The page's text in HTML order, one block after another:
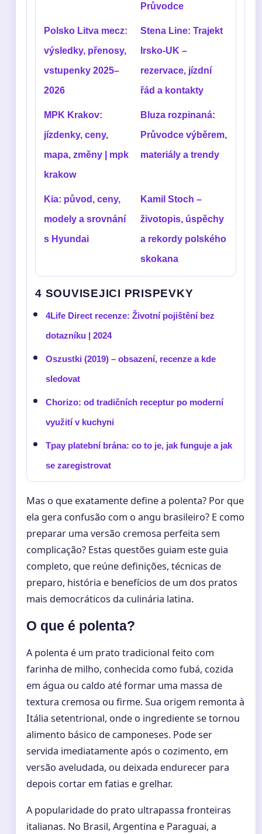
Průvodce
Polsko Litva mecz:
výsledky, přenosy,
vstupenky 2025–
2026
Stena Line: Trajekt
Irsko-UK –
rezervace, jízdní
řád a kontakty
MPK Krakov:
jízdenky, ceny,
mapa, změny | mpk
krakow
Bluza rozpinaná:
Průvodce výběrem,
materiály a trendy
Kia: původ, ceny,
modely a srovnání
s Hyundai
Kamil Stoch –
životopis, úspěchy
a rekordy polského
skokana
4 SOUVISEJICI PRISPEVKY
4Life Direct recenze: Životní pojištění bez
dotazníku | 2024
Oszustki (2019) – obsazení, recenze a kde
sledovat
Chorizo: od tradičních receptur po moderní
využití v kuchyni
Tpay platební brána: co to je, jak funguje a jak
se zaregistrovat
Mas o que exatamente define a polenta? Por que
ela gera confusão com o angu brasileiro? E como
preparar uma versão cremosa perfeita sem
complicação? Estas questões guiam este guia
completo, que reúne definições, técnicas de
preparo, história e benefícios de um dos pratos
mais democráticos da culinária latina.
O que é polenta?
A polenta é um prato tradicional feito com
farinha de milho, conhecida como fubá, cozida
em água ou caldo até formar uma massa de
textura cremosa ou firme. Sua origem remonta à
Itália setentrional, onde o ingrediente se tornou
alimento básico de camponeses. Pode ser
servida imediatamente após o cozimento, em
versão aveludada, ou deixada endurecer para
depois cortar em fatias e grelhar.
A popularidade do prato ultrapassa fronteiras
italianas. No Brasil, Argentina e Paraguai, a